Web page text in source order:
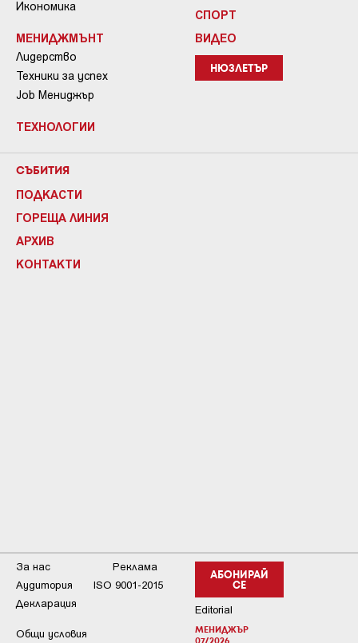
Икономика
МЕНИДЖМЪНТ
Лидерство
Техники за успех
Job Мениджър
ТЕХНОЛОГИИ
СПОРТ
ВИДЕО
НЮЗЛЕТЪР
СЪБИТИЯ
ПОДКАСТИ
ГОРЕЩА ЛИНИЯ
АРХИВ
КОНТАКТИ
АБОНИРАЙ
СЕ
Editorial
МЕНИДЖЪР
За нас
Реклама
Аудитория
ISO 9001-2015
Декларация
Общи условия